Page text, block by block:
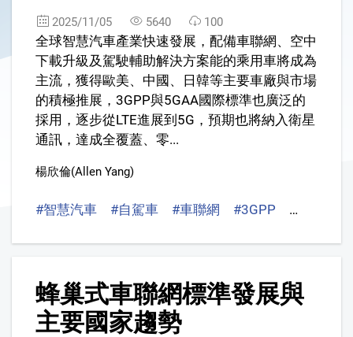
2025/11/05 5640 100
全球智慧汽車產業快速發展，配備車聯網、空中
下載升級及駕駛輔助解決方案能的乘用車將成為
主流，獲得歐美、中國、日韓等主要車廠與市場
的積極推展，3GPP與5GAA國際標準也廣泛的
採用，逐步從LTE進展到5G，預期也將納入衛星
通訊，達成全覆蓋、零...
楊欣倫(Allen Yang)
#智慧汽車 #自駕車 #車聯網 #3GPP #5GAA
蜂巢式車聯網標準發展與
主要國家趨勢